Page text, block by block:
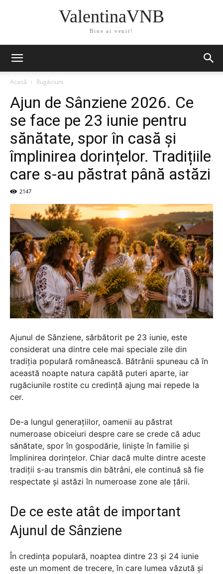
ValentinaVNB
Bine ai venit!
Acasă Rugăciuni
Ajun de Sânziene 2026. Ce
se face pe 23 iunie pentru
sănătate, spor în casă și
împlinirea dorințelor. Tradițiile
care s-au păstrat până astăzi
2147
Ajunul de Sânziene, sărbătorit pe 23 iunie, este
considerat una dintre cele mai speciale zile din
tradiția populară românească. Bătrânii spuneau că în
această noapte natura capătă puteri aparte, iar
rugăciunile rostite cu credință ajung mai repede la
cer.
De-a lungul generațiilor, oamenii au păstrat
numeroase obiceiuri despre care se crede că aduc
sănătate, spor în gospodărie, liniște în familie și
împlinirea dorințelor. Chiar dacă multe dintre aceste
tradiții s-au transmis din bătrâni, ele continuă să fie
respectate și astăzi în numeroase zone ale țării.
De ce este atât de important
Ajunul de Sânziene
În credința populară, noaptea dintre 23 și 24 iunie
este un moment de trecere, în care lumea văzută și